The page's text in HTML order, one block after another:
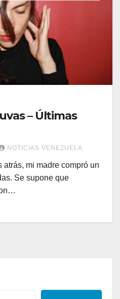
– Últimas
NOTICIAS VENEZUELA
atrás, mi madre compró un
Se supone que